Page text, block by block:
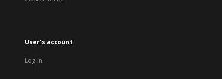
User's account
Log in